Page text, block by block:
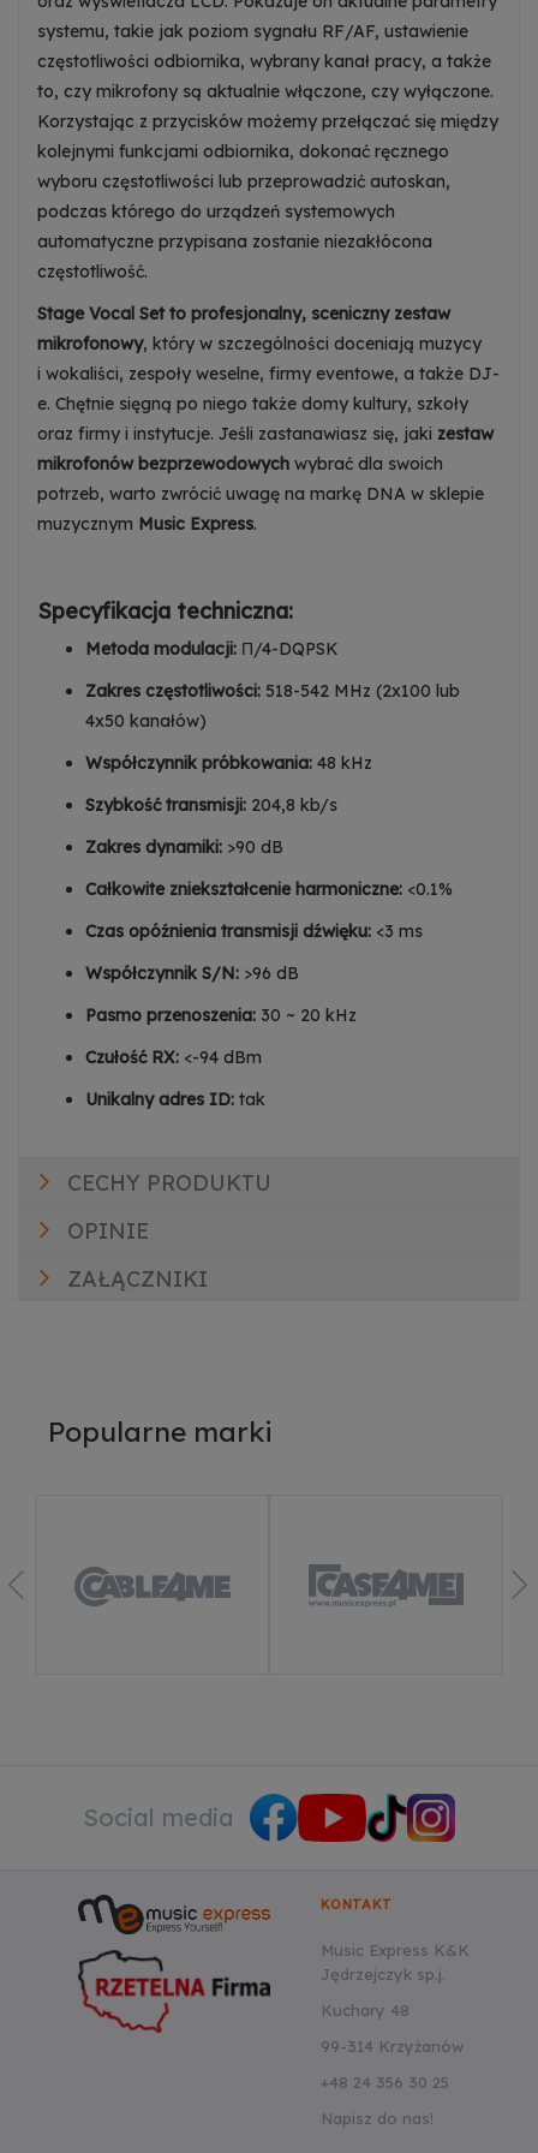
systemu, takie jak poziom sygnału RF/AF, ustawienie
częstotliwości odbiornika, wybrany kanał pracy, a także
to, czy mikrofony są aktualnie włączone, czy wyłączone.
Korzystając z przycisków możemy przełączać się między
kolejnymi funkcjami odbiornika, dokonać ręcznego
wyboru częstotliwości lub przeprowadzić autoskan,
podczas którego do urządzeń systemowych
automatyczne przypisana zostanie niezakłócona
częstotliwość.
Stage Vocal Set to profesjonalny, sceniczny zestaw
mikrofonowy, który w szczególności doceniają muzycy
i wokaliści, zespoły weselne, firmy eventowe, a także DJ-
e. Chętnie sięgną po niego także domy kultury, szkoły
oraz firmy i instytucje. Jeśli zastanawiasz się, jaki zestaw
mikrofonów bezprzewodowych wybrać dla swoich
potrzeb, warto zwrócić uwagę na markę DNA w sklepie
muzycznym Music Express.
Specyfikacja techniczna:
Metoda modulacji: Π/4-DQPSK
Zakres częstotliwości: 518-542 MHz (2x100 lub
4x50 kanałów)
Współczynnik próbkowania: 48 kHz
Szybkość transmisji: 204,8 kb/s
Zakres dynamiki: >90 dB
Całkowite zniekształcenie harmoniczne: <0.1%
Czas opóźnienia transmisji dźwięku: <3 ms
Współczynnik S/N: >96 dB
Pasmo przenoszenia: 30 ~ 20 kHz
Czułość RX: <-94 dBm
Unikalny adres ID: tak
CECHY PRODUKTU
OPINIE
ZAŁĄCZNIKI
Popularne marki
Social media
KONTAKT
Music Express K&K
Jędrzejczyk sp.j.
Kuchary 48
99-314 Krzyżanów
+48 24 356 30 25
Napisz do nas!